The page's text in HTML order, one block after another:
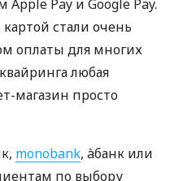
Pay и Google Pay.
стали очень
оплаты для многих
любая
магазин просто
monobank, àбанк или
по выбору